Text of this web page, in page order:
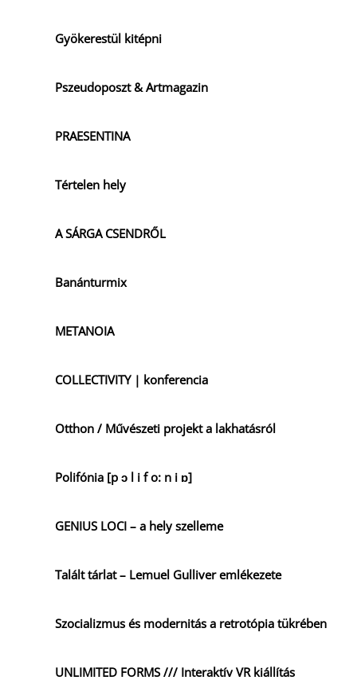
Gyökerestül kitépni
Pszeudoposzt & Artmagazin
PRAESENTINA
Tértelen hely
A SÁRGA CSENDRŐL
Banánturmix
METANOIA
COLLECTIVITY | konferencia
Otthon / Művészeti projekt a lakhatásról
Polifónia [p ɔ l i f o: n i ɒ]
GENIUS LOCI – a hely szelleme
Talált tárlat – Lemuel Gulliver emlékezete
Szocializmus és modernitás a retrotópia tükrében
UNLIMITED FORMS /// Interaktív VR kiállítás